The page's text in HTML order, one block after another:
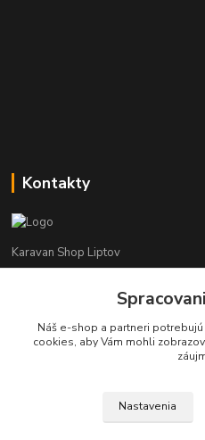
Kontakty
Karavan Shop Liptov
+421 903 626 885
info@karavanshopliptov.sk
Náš e-shop a partneri potrebujú
cookies, aby Vám mohli
Nastavenia